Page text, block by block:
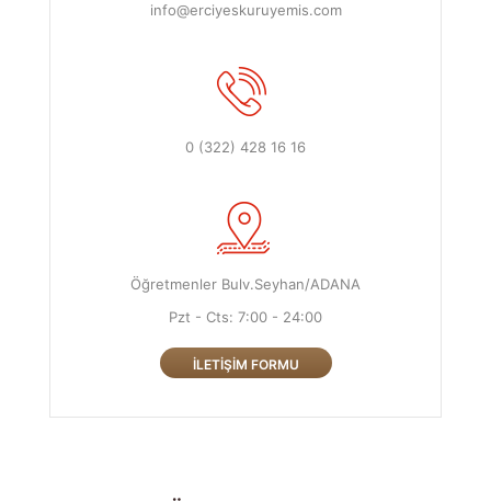
info@erciyeskuruyemis.com
0 (322) 428 16 16
Öğretmenler Bulv.Seyhan/ADANA
Pzt - Cts: 7:00 - 24:00
İLETIŞIM FORMU